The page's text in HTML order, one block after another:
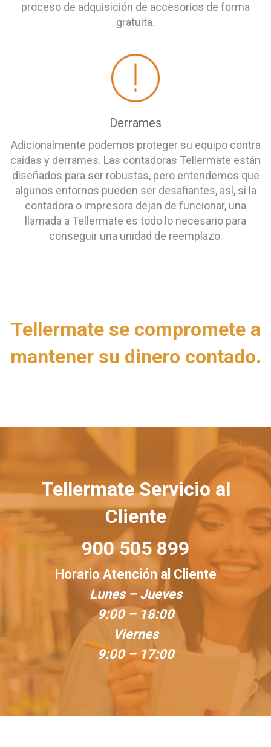
proceso de adquisición de accesorios de forma
gratuita.
Derrames
Adicionalmente podemos proteger su equipo contra
caídas y derrames. Las contadoras Tellermate están
diseñados para ser robustas, pero entendemos que
algunos entornos pueden ser desafiantes, así, si la
contadora o impresora dejan de funcionar, una
llamada a Tellermate es todo lo necesario para
conseguir una unidad de reemplazo.
Tellermate se compromete a
mantener su dinero contado.
Tellermate Servicio al
Cliente
900 505 899
Horario Atención al Cliente
Lunes – Jueves
9:00 – 18:00
Viernes
9:00 – 17:00